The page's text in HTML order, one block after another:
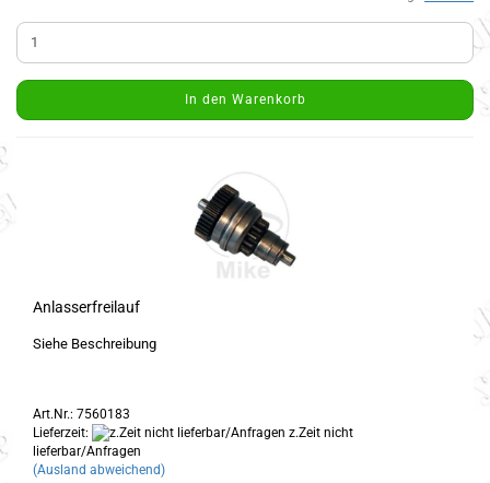
In den Warenkorb
Anlasserfreilauf
Siehe Beschreibung
Art.Nr.: 7560183
Lieferzeit:
z.Zeit nicht
lieferbar/Anfragen
(Ausland abweichend)